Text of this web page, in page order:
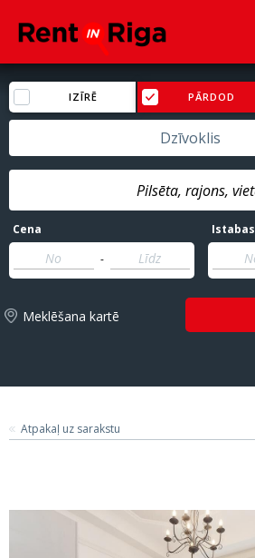
IZĪRĒ PĀRDOD
Dzīvoklis
Cena
-
Istabas
Meklēšana kartē
Atpakaļ uz sarakstu